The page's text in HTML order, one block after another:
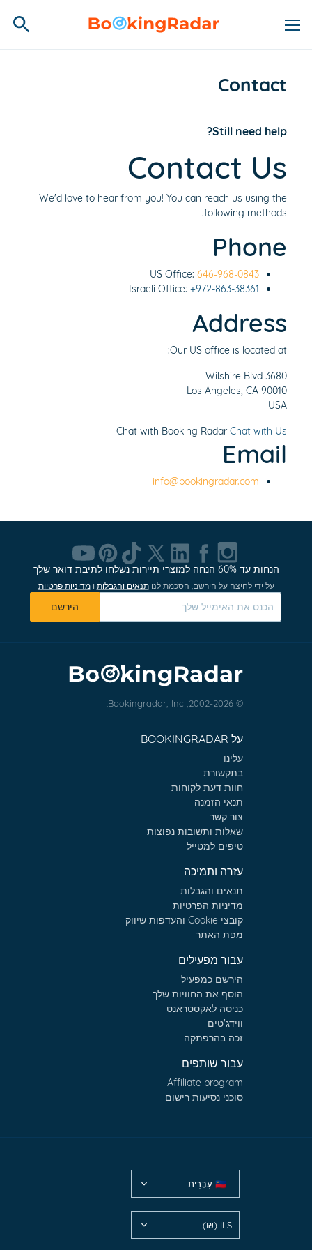
Contact
Still need help?
Contact Us
We'd love to hear from you! You can reach us using the
following methods:
Phone
US Office: 646-968-0843
Israeli Office: +972-863-38361
Address
Our US office is located at:
3680 Wilshire Blvd
Los Angeles, CA 90010
USA
Chat with Booking Radar Chat with Us
Email
info@bookingradar.com
הנחות עד 60% הנחה למוצרי תיירות נשלחו לתיבת דואר שלך
על ידי לחיצה על הירשם, הסכמת לנותנאים והגבלות ומדיניות פרטיות
הירשם
© 2002-2026, Bookingradar, Inc.
על BOOKINGRADAR
עלינו
בתקשורת
חוות דעת לקוחות
תנאי הזמנה
צור קשר
שאלות ותשובות נפוצות
טיפים למטייל
עזרה ותמיכה
תנאים והגבלות
מדיניות הפרטיות
קובצי Cookie והעדפות שיווק
מפת האתר
עבור מפעילים
הירשם כמפעיל
הוסף את החוויות שלך
כניסה לאקסטראנט
ווידג'טים
זכה בהרפתקה
עבור שותפים
Affiliate program
סוכני נסיעות רישום
🇮🇱 עִבְרִית
ILS (₪)